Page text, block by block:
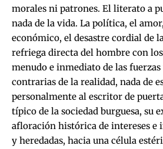
morales ni patrones. El literato a
nada de la vida. La política, el
económico, el desastre cordial de
refriega directa del hombre con
menudo e inmediato de las
contrarias de la realidad, nada de
personalmente al escritor de
típico de la sociedad burguesa, su
afloración histórica de intereses e
y heredadas, hacia una célula